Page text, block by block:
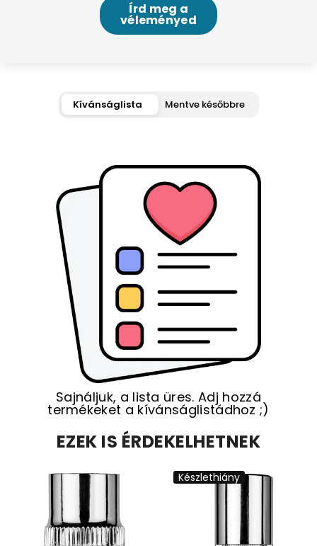
Írd meg a
véleményed
Kívánságlista Mentve későbbre
Sajnáljuk, a lista üres. Adj hozzá
termékeket a kívánságlistádhoz ;)
EZEK IS ÉRDEKELHETNEK
Készlethiány